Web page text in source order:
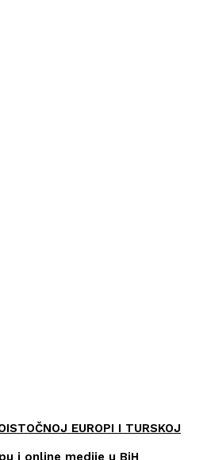
EUROPI I TURSKOJ
i online medije u BiH